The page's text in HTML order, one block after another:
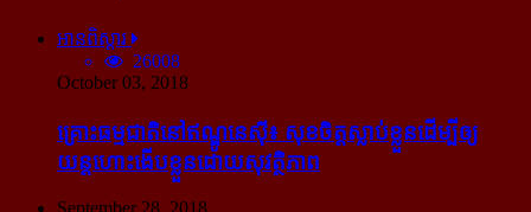
អានពិស្ដារ
26008
October 03, 2018
គ្រោះធម្មជាតិនៅឥណ្ឌូនេស៊ី៖ សុខចិត្ត​ស្លាប់​ខ្លួន​ដើម្បី​ឲ្យ​
យន្ដហោះ​ងើប​ខ្លួន​ដោយ​សុវត្ថិភាព
September 28, 2018